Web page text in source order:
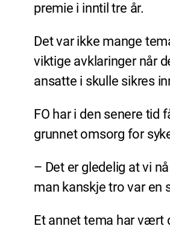
premie i inntil tre år.
Det var ikke mange
viktige avklaringer når
ansatte i skulle sikres
FO har i den senere
grunnet omsorg for
– Det er gledelig at vi
man kanskje tro var en
Et annet tema har vært